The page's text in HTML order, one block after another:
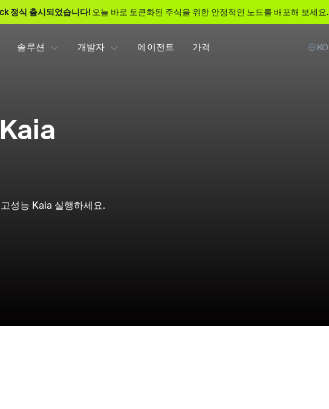
정식 출시되었습니다!오늘 바로 토큰화된 주식을 위한 안정적인 노드를 배포해 보세요.
솔루션 개발자 에이전트 가격 KO
성능 Kaia 실행하세요.